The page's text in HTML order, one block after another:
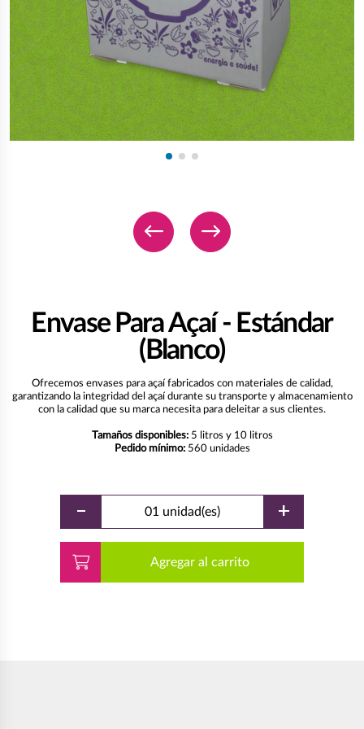
Envase Para Açaí - Estándar
(Blanco)
Ofrecemos envases para açaí fabricados con materiales de calidad,
garantizando la integridad del açaí durante su transporte y almacenamiento
con la calidad que su marca necesita para deleitar a sus clientes.
Tamaños disponibles:5 litros y 10 litros
Pedido mínimo:560 unidades
- 01 unidad(es) +
Agregar al carrito